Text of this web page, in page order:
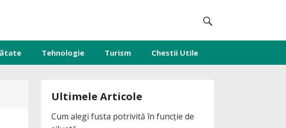
Tehnologie Turism Chestii Utile
Ultimele Articole
Cum alegi fusta potrivită în funcție de